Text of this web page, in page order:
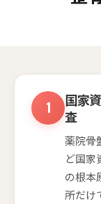
国家
査
薬院骨
ど国家
の根本
所だけ